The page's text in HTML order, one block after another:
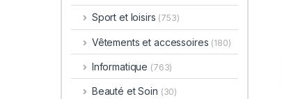
Sport et loisirs (753)
Vêtements et accessoires (180)
Informatique (763)
Beauté et Soin (30)